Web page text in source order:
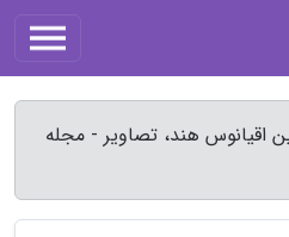
اقیانوس هند، تصاویر - مجله